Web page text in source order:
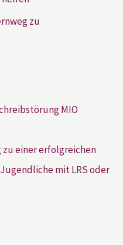
zu
zu einer erfolgreichen
mit LRS oder